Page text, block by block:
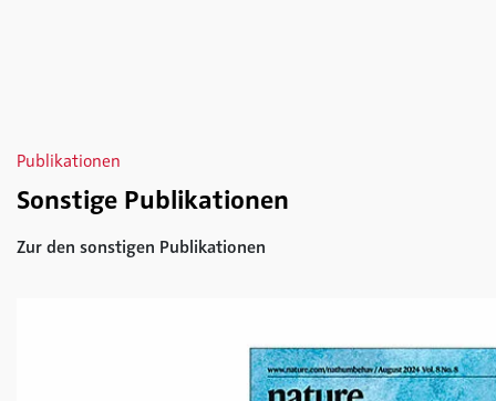
Publikationen
Sonstige Publikationen
Zur den sonstigen Publikationen